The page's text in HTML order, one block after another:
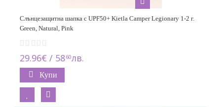
Слънцезащитна шапка с UPF50+ Kietla Camper Legionary 1-2 г.
Green, Natural, Pink
29.96€ / 5860лв.
Купи